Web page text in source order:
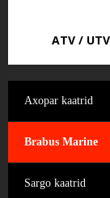
ATV /
Axopar kaatrid
Brabus Marine
Sargo kaatrid